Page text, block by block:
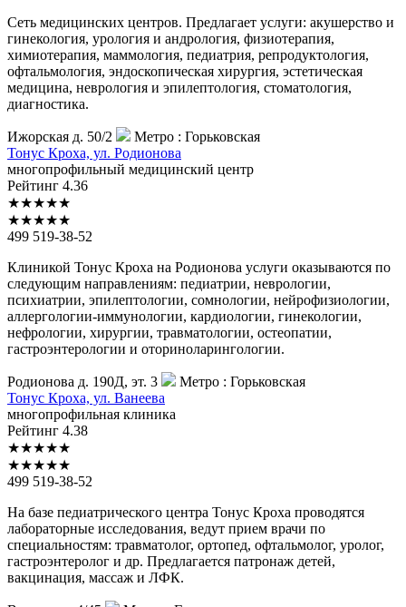
Сеть медицинских центров. Предлагает услуги: акушерство и
гинекология, урология и андрология, физиотерапия,
химиотерапия, маммология, педиатрия, репродуктология,
офтальмология, эндоскопическая хирургия, эстетическая
медицина, неврология и эпилептология, стоматология,
диагностика.
Ижорская д. 50/2 Метро : Горьковская
Тонус Кроха, ул. Родионова
многопрофильный медицинский центр
Рейтинг 4.36
★★★★★
★★★★★
499 519-38-52
Клиникой Тонус Кроха на Родионова услуги оказываются по
следующим направлениям: педиатрии, неврологии,
психиатрии, эпилептологии, сомнологии, нейрофизиологии,
аллергологии-иммунологии, кардиологии, гинекологии,
нефрологии, хирургии, травматологии, остеопатии,
гастроэнтерологии и оториноларингологии.
Родионова д. 190Д, эт. 3 Метро : Горьковская
Тонус Кроха, ул. Ванеева
многопрофильная клиника
Рейтинг 4.38
★★★★★
★★★★★
499 519-38-52
На базе педиатрического центра Тонус Кроха проводятся
лабораторные исследования, ведут прием врачи по
специальностям: травматолог, ортопед, офтальмолог, уролог,
гастроэнтеролог и др. Предлагается патронаж детей,
вакцинация, массаж и ЛФК.